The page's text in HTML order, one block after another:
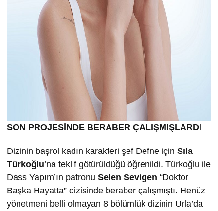
SON PROJESİNDE BERABER ÇALIŞMIŞLARDI
Dizinin başrol kadın karakteri şef Defne için Sıla
Türkoğlu’na teklif götürüldüğü öğrenildi. Türkoğlu ile
Dass Yapım’ın patronu Selen Sevigen “Doktor
Başka Hayatta” dizisinde beraber çalışmıştı. Henüz
yönetmeni belli olmayan 8 bölümlük dizinin Urla’da